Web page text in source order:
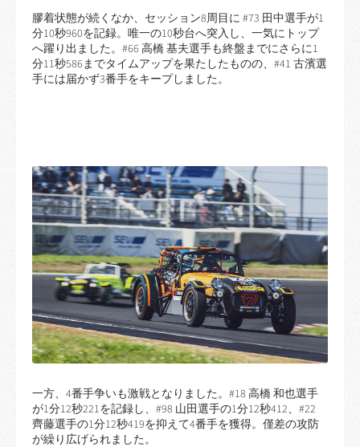
膠着状態が続くなか、セッション8周目に #73 田中選手が1
分10秒960を記録。唯一の10秒台へ突入し、一気にトップ
へ躍り出ました。#66 高橋 基夫選手も終盤までにさらに1
分11秒586までタイムアップを果たしたものの、#41 古濱選
手には届かず3番手をキープしました。
一方、4番手争いも激戦となりました。#18 高橋 和也選手
が1分12秒221を記録し、#98 山田選手の1分12秒412、#22
齊藤選手の1分12秒419を抑えて4番手を獲得。僅差の攻防
が繰り広げられました。